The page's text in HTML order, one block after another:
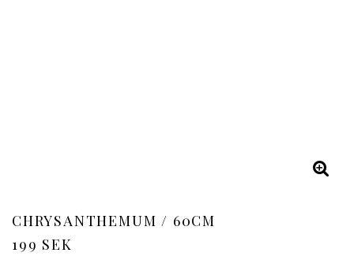
CHRYSANTHEMUM / 60CM
199 SEK